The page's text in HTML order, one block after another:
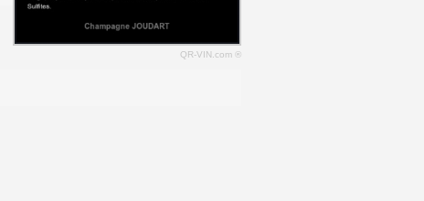
QR-VIN.com ®